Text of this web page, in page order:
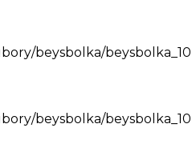
beysbolka/
beysbolka/